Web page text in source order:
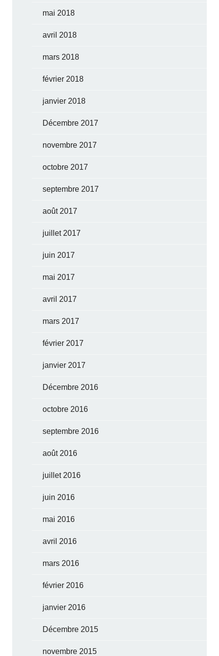
mai 2018
avril 2018
mars 2018
février 2018
janvier 2018
Décembre 2017
novembre 2017
octobre 2017
septembre 2017
août 2017
juillet 2017
juin 2017
mai 2017
avril 2017
mars 2017
février 2017
janvier 2017
Décembre 2016
octobre 2016
septembre 2016
août 2016
juillet 2016
juin 2016
mai 2016
avril 2016
mars 2016
février 2016
janvier 2016
Décembre 2015
novembre 2015